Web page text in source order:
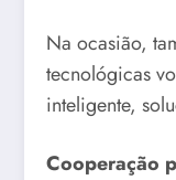
Na ocasião,
tecnológicas
inteligente,
Cooperação